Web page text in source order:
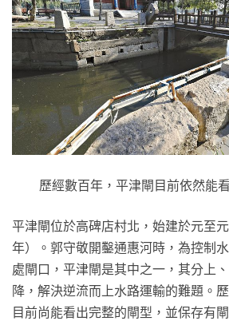
歷經數百年，平津閘目前依然能
平津閘位於高碑店村北，始建於元至
年）。郭守敬開鑿通惠河時，為控制
處閘口，平津閘是其中之一，其分上
降，解決逆流而上水路運輸的難題。
目前尚能看出完整的閘型，並保存有